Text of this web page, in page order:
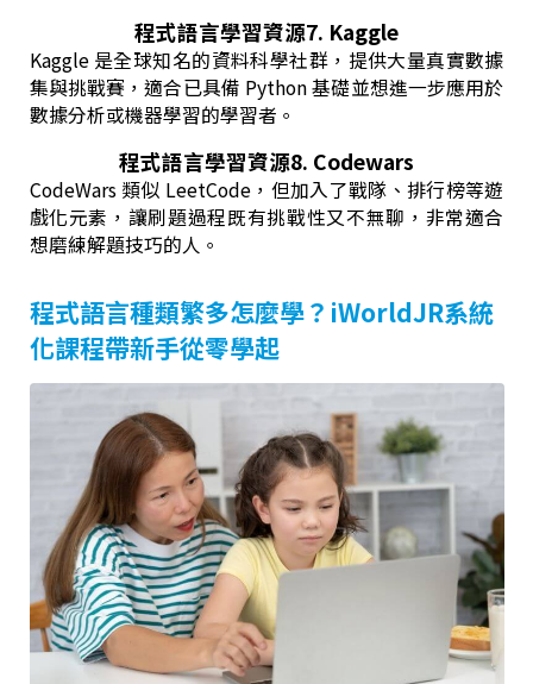
程式語言學習資源7. Kaggle
Kaggle 是全球知名的資料科學社群，提供大量真實數據
集與挑戰賽，適合已具備 Python 基礎並想進一步應用於
數據分析或機器學習的學習者。
程式語言學習資源8. Codewars
CodeWars 類似 LeetCode，但加入了戰隊、排行榜等遊
戲化元素，讓刷題過程既有挑戰性又不無聊，非常適合
想磨練解題技巧的人。
程式語言種類繁多怎麼學？iWorldJR系統
化課程帶新手從零學起